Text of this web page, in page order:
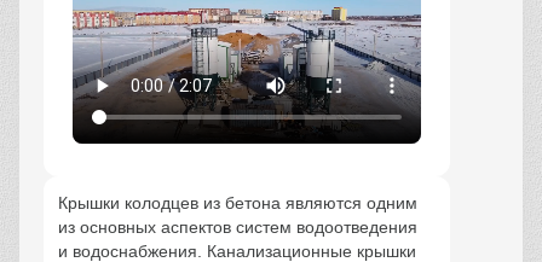
Крышки колодцев из бетона являются одним
из основных аспектов систем водоотведения
и водоснабжения. Канализационные крышки